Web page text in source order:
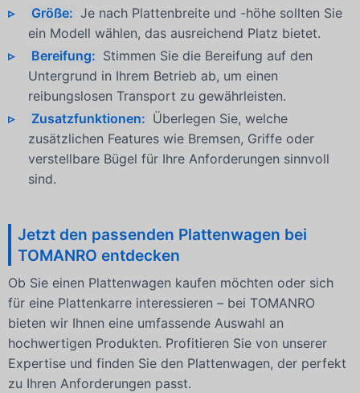
Größe: Je nach Plattenbreite und -höhe sollten Sie
ein Modell wählen, das ausreichend Platz bietet.
Bereifung: Stimmen Sie die Bereifung auf den
Untergrund in Ihrem Betrieb ab, um einen
reibungslosen Transport zu gewährleisten.
Zusatzfunktionen: Überlegen Sie, welche
zusätzlichen Features wie Bremsen, Griffe oder
verstellbare Bügel für Ihre Anforderungen sinnvoll
sind.
Jetzt den passenden Plattenwagen bei
TOMANRO entdecken
Ob Sie einen Plattenwagen kaufen möchten oder sich
für eine Plattenkarre interessieren – bei TOMANRO
bieten wir Ihnen eine umfassende Auswahl an
hochwertigen Produkten. Profitieren Sie von unserer
Expertise und finden Sie den Plattenwagen, der perfekt
zu Ihren Anforderungen passt.